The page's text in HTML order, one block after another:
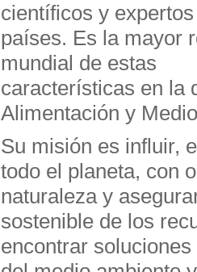
científicos y
países. Es la mayor
mundial de estas
características en la
Alimentación y
Su misión es influir,
todo el planeta, con
naturaleza y
sostenible de los
encontrar